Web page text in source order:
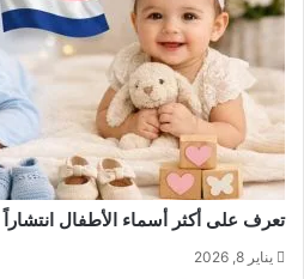
تعرف على أكثر أسماء الأطفال انتشاراً في
يناير 8, 2026